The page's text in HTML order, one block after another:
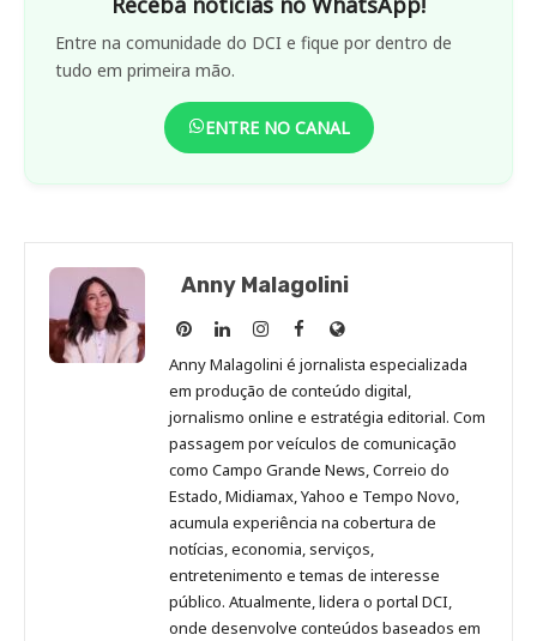
Entre na comunidade do DCI e fique por dentro de
tudo em primeira mão.
ENTRE NO CANAL
Anny Malagolini
Anny
Malagolini
no
Pinterest
Anny
Malagolini
no
LinkedIn
Anny
Malagolini
no
Instagram
Anny
Malagolini
no
Facebook
Site
de
Anny
Malagolini
Anny Malagolini é jornalista especializada
em produção de conteúdo digital,
jornalismo online e estratégia editorial. Com
passagem por veículos de comunicação
como Campo Grande News, Correio do
Estado, Midiamax, Yahoo e Tempo Novo,
acumula experiência na cobertura de
notícias, economia, serviços,
entretenimento e temas de interesse
público. Atualmente, lidera o portal DCI,
onde desenvolve conteúdos baseados em